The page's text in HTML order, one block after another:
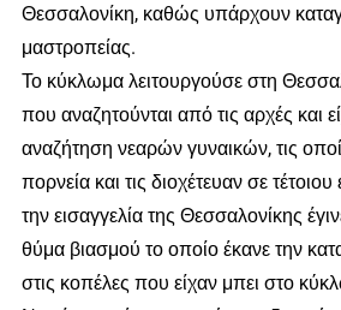
Θεσσαλονίκη, καθώς υπάρχουν
μαστροπείας.
Το κύκλωμα λειτουργούσε στη
που αναζητούνται από τις αρχές και
αναζήτηση νεαρών γυναικών, τις
πορνεία και τις διοχέτευαν σε
την εισαγγελία της Θεσσαλονίκης
θύμα βιασμού το οποίο έκανε την
στις κοπέλες που είχαν μπει στο